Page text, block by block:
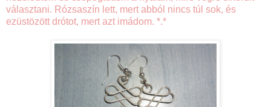
választani. Rózsaszín lett, mert abból nincs túl sok, és
ezüstözött drótot, mert azt imádom. *.*